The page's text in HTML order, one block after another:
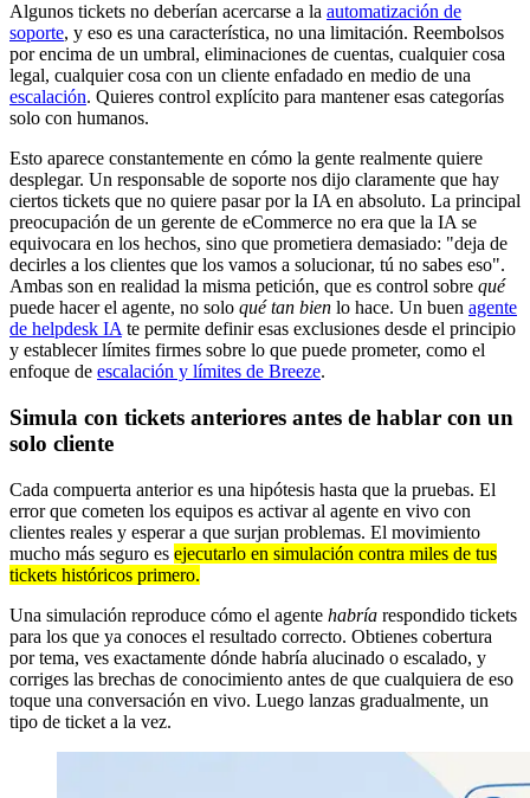
Algunos tickets no deberían acercarse a la automatización de
soporte, y eso es una característica, no una limitación. Reembolsos
por encima de un umbral, eliminaciones de cuentas, cualquier cosa
legal, cualquier cosa con un cliente enfadado en medio de una
escalación. Quieres control explícito para mantener esas categorías
solo con humanos.
Esto aparece constantemente en cómo la gente realmente quiere
desplegar. Un responsable de soporte nos dijo claramente que hay
ciertos tickets que no quiere pasar por la IA en absoluto. La principal
preocupación de un gerente de eCommerce no era que la IA se
equivocara en los hechos, sino que prometiera demasiado: "deja de
decirles a los clientes que los vamos a solucionar, tú no sabes eso".
Ambas son en realidad la misma petición, que es control sobre qué
puede hacer el agente, no solo qué tan bien lo hace. Un buen agente
de helpdesk IA te permite definir esas exclusiones desde el principio
y establecer límites firmes sobre lo que puede prometer, como el
enfoque de escalación y límites de Breeze.
Simula con tickets anteriores antes de hablar con un
solo cliente
Cada compuerta anterior es una hipótesis hasta que la pruebas. El
error que cometen los equipos es activar al agente en vivo con
clientes reales y esperar a que surjan problemas. El movimiento
mucho más seguro es ejecutarlo en simulación contra miles de tus
tickets históricos primero.
Una simulación reproduce cómo el agente habría respondido tickets
para los que ya conoces el resultado correcto. Obtienes cobertura
por tema, ves exactamente dónde habría alucinado o escalado, y
corriges las brechas de conocimiento antes de que cualquiera de eso
toque una conversación en vivo. Luego lanzas gradualmente, un
tipo de ticket a la vez.